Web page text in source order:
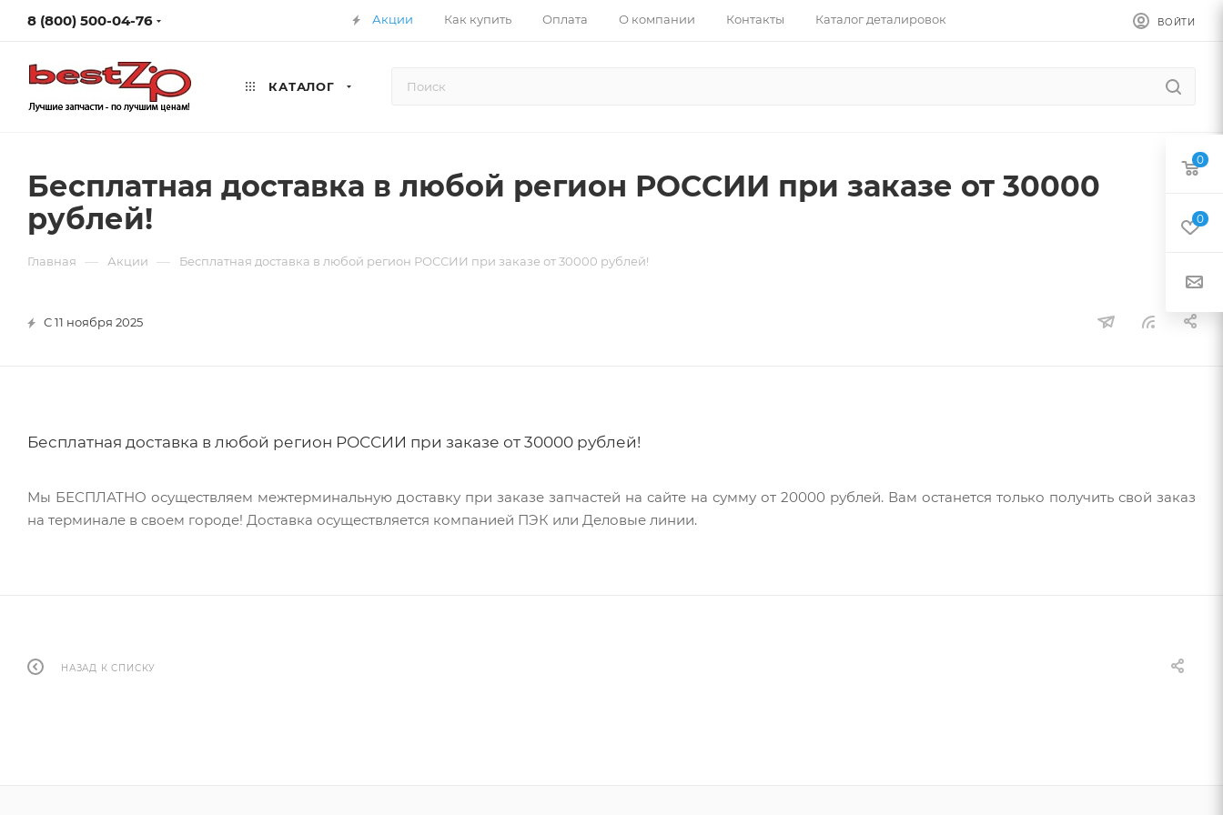
8 (800) 500-04-76 Акции Как купить Оплата О компании Контакты Каталог деталировок ВОЙТИ
КАТАЛОГ
Бесплатная доставка в любой регион РОССИИ при заказе от 30000
рублей!
Главная — Акции — Бесплатная доставка в любой регион РОССИИ при заказе от 30000 рублей!
С 11 ноября 2025
Бесплатная доставка в любой регион РОССИИ при заказе от 30000 рублей!
Мы БЕСПЛАТНО осуществляем межтерминальную доставку при заказе запчастей на сайте на сумму от 20000 рублей. Вам останется только получить свой заказ
на терминале в своем городе! Доставка осуществляется компанией ПЭК или Деловые линии.
НАЗАД К СПИСКУ
0
0